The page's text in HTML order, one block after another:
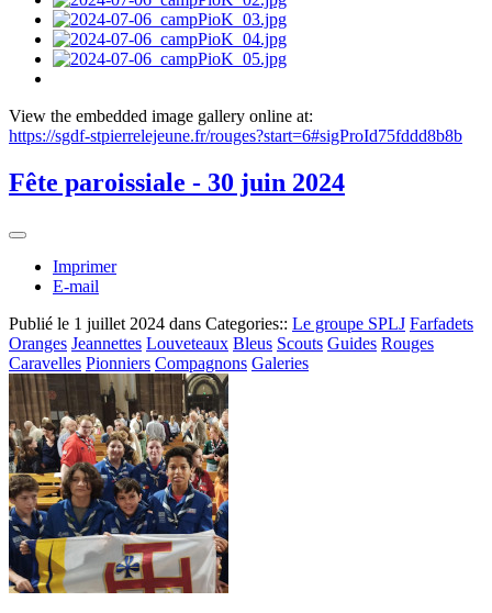
View the embedded image gallery online at:
https://sgdf-stpierrelejeune.fr/rouges?start=6#sigProId75fddd8b8b
Fête paroissiale - 30 juin 2024
Imprimer
E-mail
Publié le 1 juillet 2024 dans Categories:: Le groupe SPLJ Farfadets
Oranges Jeannettes Louveteaux Bleus Scouts Guides Rouges
Caravelles Pionniers Compagnons Galeries